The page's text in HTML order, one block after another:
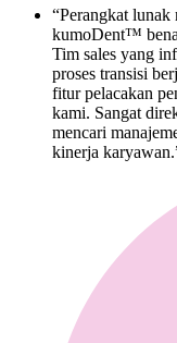
“Perangkat
kumoDent™
Tim sales yang
proses transisi
fitur pelacakan
kami. Sangat
mencari
kinerja